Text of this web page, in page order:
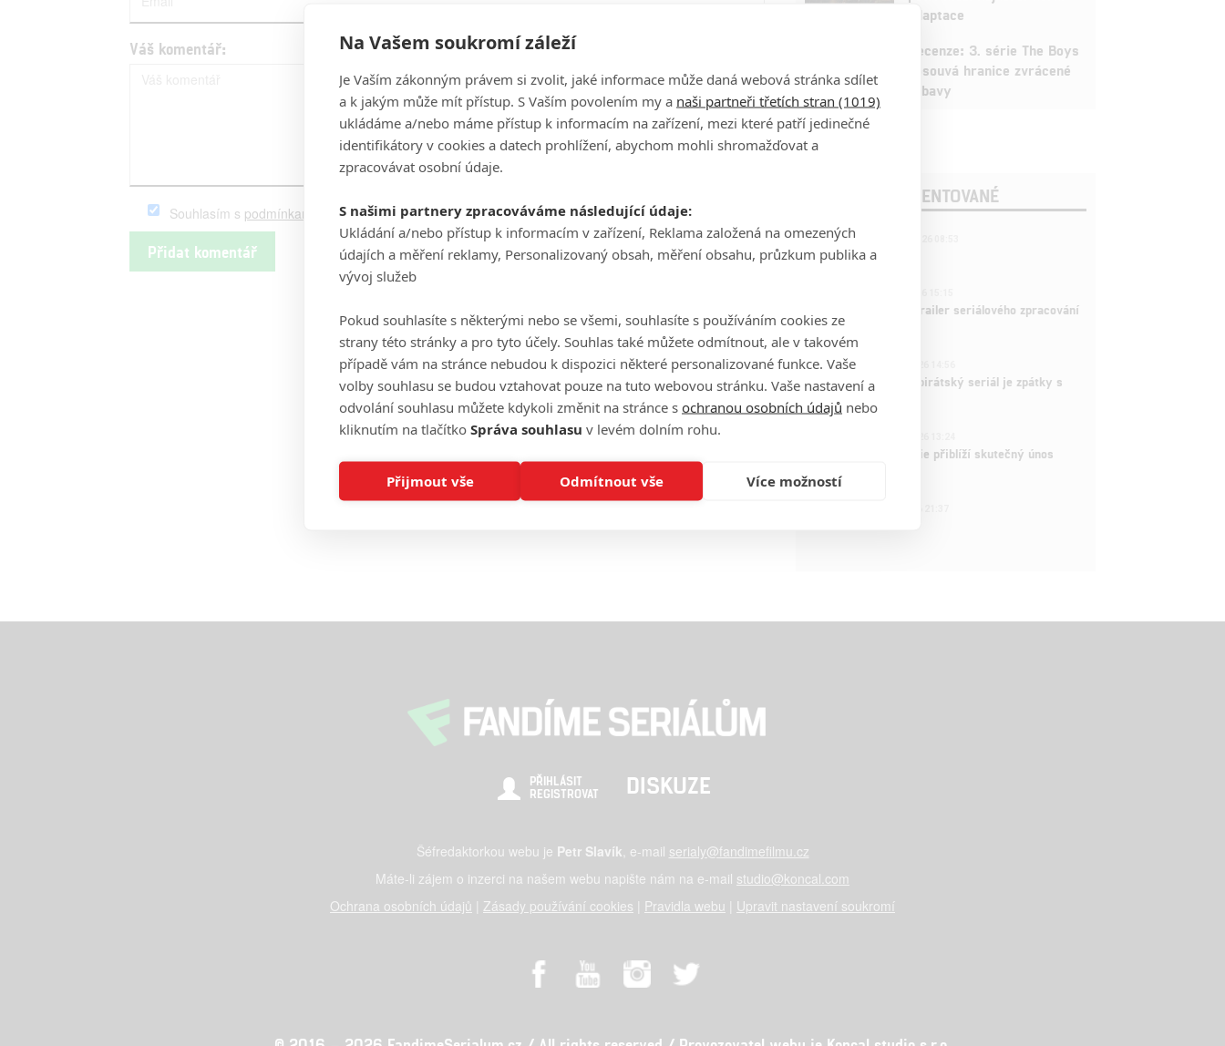
Váš komentář:
Souhlasím s podmínkami serveru FandimeFilmu.cz
adaptace
Recenze: 3. série The Boys
posouvá hranice zvrácené
zábavy
POSLEDNÍ KOMENTOVANÉ
221
拆彈專家
Harry Potter: První trailer seriálového zpracování
je venku
3ČLÁNEK | 15.03.2026 14:56
One Piece: Oblíbený pirátský seriál je zpátky s
novými epizodami
Nová dramatická série přiblíží skutečný únos
PŘIHLÁSIT
REGISTROVAT
DISKUZE
Šéfredaktorkou webu je Petr Slavík, e-mail serialy@fandimefilmu.cz
Máte-li zájem o inzerci na našem webu napište nám na e-mail studio@koncal.com
Ochrana osobních údajů
Zásady používání cookies Pravidla webu Upravit nastavení soukromí
Na Vašem soukromí záleží
Je Vaším zákonným právem si zvolit, jaké informace může daná webová stránka sdílet
a k jakým může mít přístup. S Vaším povolením my a naši partneři třetích stran (1019)
ukládáme a/nebo máme přístup k informacím na zařízení, mezi které patří jedinečné
identifikátory v cookies a datech prohlížení, abychom mohli shromažďovat a
zpracovávat osobní údaje.
S našimi partnery zpracováváme následující údaje:
Ukládání a/nebo přístup k informacím v zařízení, Reklama založená na omezených
údajích a měření reklamy, Personalizovaný obsah, měření obsahu, průzkum publika a
vývoj služeb
Pokud souhlasíte s některými nebo se všemi, souhlasíte s používáním cookies ze
strany této stránky a pro tyto účely. Souhlas také můžete odmítnout, ale v takovém
případě vám na stránce nebudou k dispozici některé personalizované funkce. Vaše
volby souhlasu se budou vztahovat pouze na tuto webovou stránku. Vaše nastavení a
odvolání souhlasu můžete kdykoli změnit na stránce s ochranou osobních údajů nebo
kliknutím na tlačítko Správa souhlasu v levém dolním rohu.
Přijmout vše Odmítnout vše Více možností